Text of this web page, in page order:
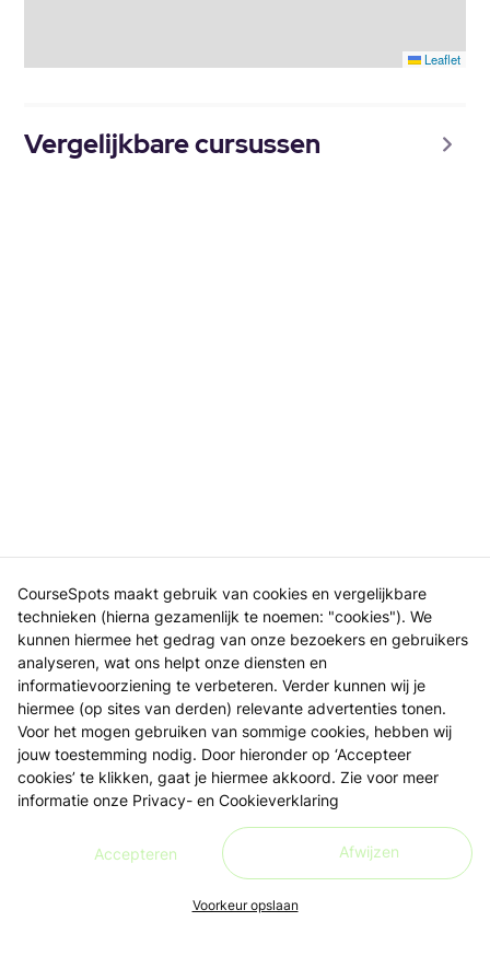
CourseSpots maakt gebruik van cookies en vergelijkbare
technieken (hierna gezamenlijk te noemen: "cookies"). We
kunnen hiermee het gedrag van onze bezoekers en gebruikers
analyseren, wat ons helpt onze diensten en
informatievoorziening te verbeteren. Verder kunnen wij je
hiermee (op sites van derden) relevante advertenties tonen.
Voor het mogen gebruiken van sommige cookies, hebben wij
jouw toestemming nodig. Door hieronder op ‘Accepteer
cookies’ te klikken, gaat je hiermee akkoord. Zie voor meer
informatie onze Privacy- en Cookieverklaring
Accepteren Afwijzen
Voorkeur opslaan
Leaflet
Vergelijkbare cursussen